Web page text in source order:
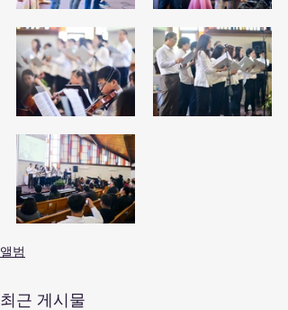
앨범
최근 게시물